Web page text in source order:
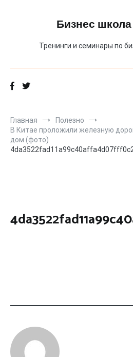
Бизнес школа
Тренинги и семинары по
Главная
Полезно
В Китае проложили железную
дом (фото)